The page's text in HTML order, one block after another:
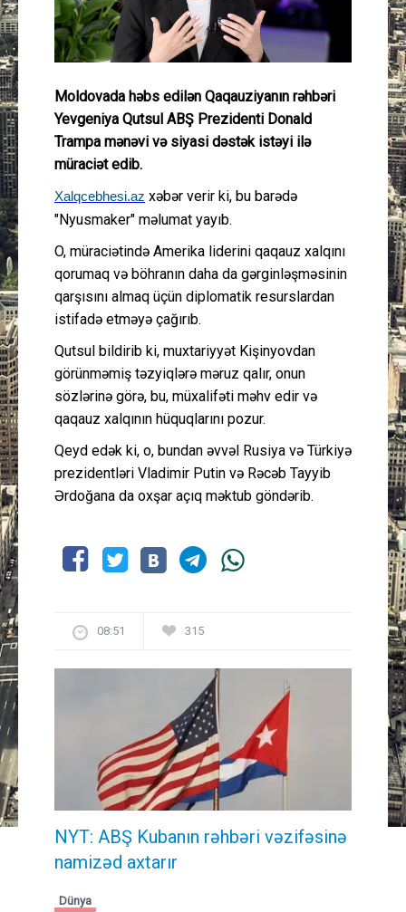
İdman
Gündəm
Əlaqə
Moldovada həbs edilən Qaqauziyanın rəhbəri
Yevgeniya Qutsul ABŞ Prezidenti Donald
Trampa mənəvi və siyasi dəstək istəyi ilə
müraciət edib.
Xalqcebhesi.az xəbər verir ki, bu barədə
"Nyusmaker" məlumat yayıb.
O, müraciətində Amerika liderini qaqauz xalqını
qorumaq və böhranın daha da gərginləşməsinin
qarşısını almaq üçün diplomatik resurslardan
istifadə etməyə çağırıb.
Qutsul bildirib ki, muxtariyyət Kişinyovdan
görünməmiş təzyiqlərə məruz qalır, onun
sözlərinə görə, bu, müxalifəti məhv edir və
qaqauz xalqının hüquqlarını pozur.
Qeyd edək ki, o, bundan əvvəl Rusiya və Türkiyə
prezidentləri Vladimir Putin və Rəcəb Tayyib
Ərdoğana da oxşar açıq məktub göndərib.
08:51 315
NYT: ABŞ Kubanın rəhbəri vəzifəsinə
namizəd axtarır
Dünya